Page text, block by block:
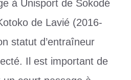
à Unisport de Sokodé
de Lavié (2016-
statut d’entraîneur
Il est important de